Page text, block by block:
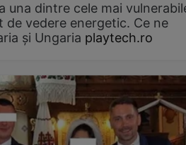
una dintre cele mai
de vedere energetic. Ce ne
și Ungaria playtech.ro